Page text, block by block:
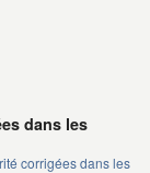
dans les
corrigées dans les